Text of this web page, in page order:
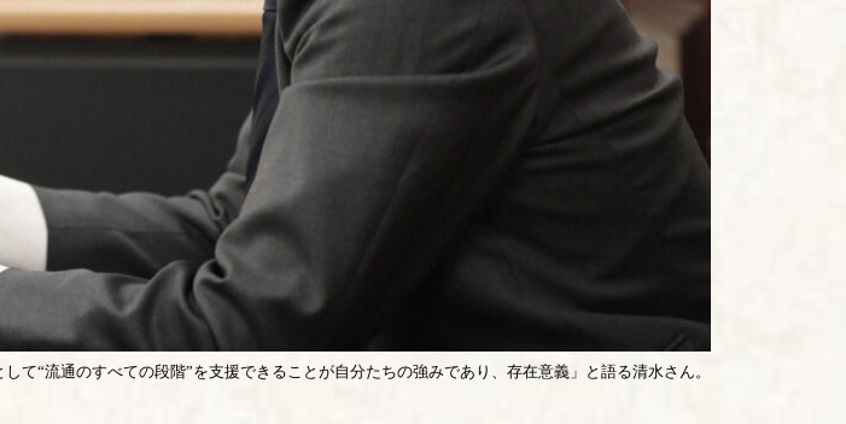
して“流通のすべての段階”を支援できることが自分たちの強みであり、存在意義」と語る清水さん。